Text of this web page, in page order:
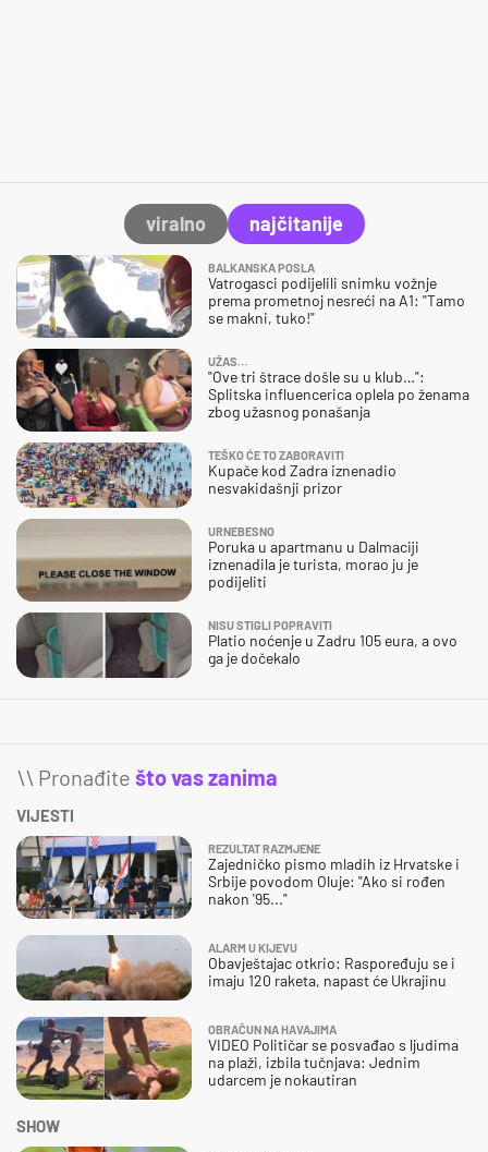
viralno najčitanije
BALKANSKA POSLA
Vatrogasci podijelili snimku vožnje
prema prometnoj nesreći na A1: "Tamo
se makni, tuko!"
UŽAS…
"Ove tri štrace došle su u klub…":
Splitska influencerica oplela po ženama
zbog užasnog ponašanja
TEŠKO ĆE TO ZABORAVITI
Kupače kod Zadra iznenadio
nesvakidašnji prizor
URNEBESNO
Poruka u apartmanu u Dalmaciji
iznenadila je turista, morao ju je
podijeliti
NISU STIGLI POPRAVITI
Platio noćenje u Zadru 105 eura, a ovo
ga je dočekalo
\\ Pronađite što vas zanima
VIJESTI
REZULTAT RAZMJENE
Zajedničko pismo mladih iz Hrvatske i
Srbije povodom Oluje: "Ako si rođen
nakon '95..."
ALARM U KIJEVU
Obavještajac otkrio: Raspoređuju se i
imaju 120 raketa, napast će Ukrajinu
OBRAČUN NA HAVAJIMA
VIDEO Političar se posvađao s ljudima
na plaži, izbila tučnjava: Jednim
udarcem je nokautiran
SHOW